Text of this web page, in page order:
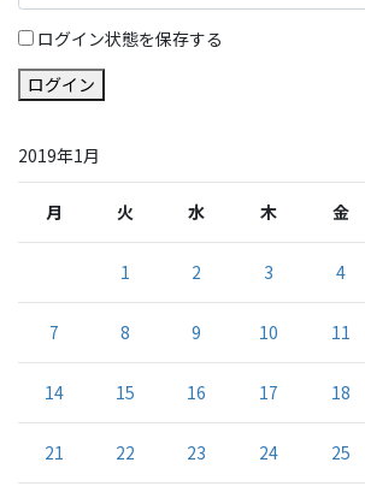
ログイン状態を保存する
ログイン
2019年1月
月 火 水 木 金
1 2 3 4
7 8 9 10 11
14 15 16 17 18
21 22 23 24 25